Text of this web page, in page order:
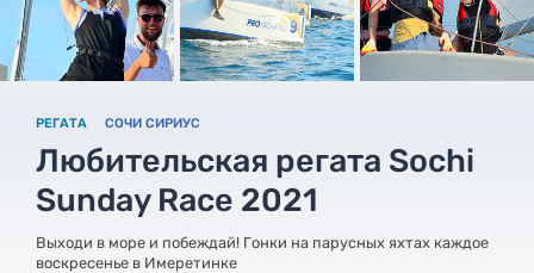
РЕГАТА СОЧИ СИРИУС
Любительская регата Sochi
Sunday Race 2021
Выходи в море и побеждай! Гонки на парусных яхтах каждое
воскресенье в Имеретинке